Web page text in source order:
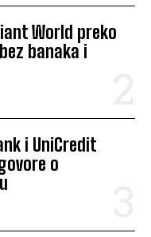
World preko
banaka i
i UniCredit
o